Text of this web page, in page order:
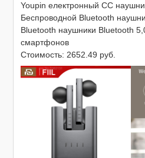
Youpin електронный CC
Беспроводной Bluetooth
Bluetooth наушники Bluetooth
смартфонов
Стоимость: 2652.49 руб.
https://myref.pro/2Rx0BJj7ou